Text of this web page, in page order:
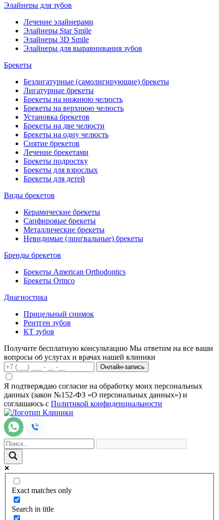
Элайнеры для зубов
Лечение элайнерами
Элайнеры Star Smile
Элайнеры 3D Smile
Элайнеры для выравнивания зубов
Брекеты
Безлигатурные (самолигирующие) брекеты
Лигатурные брекеты
Брекеты на нижнюю челюсть
Брекеты на верхнюю челюсть
Установка брекетов
Брекеты на две челюсти
Брекеты на одну челюсть
Снятие брекетов
Лечение брекетами
Брекеты подростку
Брекеты для взрослых
Брекеты для детей
Виды брекетов
Керамические брекеты
Сапфировые брекеты
Металлические брекеты
Невидимые (лингвальные) брекеты
Бренды брекетов
Брекеты American Orthodontics
Брекеты Ormco
Диагностика
Прицельный снимок
Рентген зубов
КТ зубов
Получите бесплатную консультацию Мы ответим на все ваши
вопросы об услугах и врачах нашей клиники
Онлайн-запись
Я подтверждаю согласие на обработку моих персональных
данных (закон №152-ФЗ «О персональных данных») и
соглашаюсь с Политикой конфиденциальности
Exact matches only
Search in title